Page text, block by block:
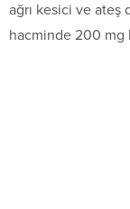
ağrı kesici ve ateş
hacminde 200 mg